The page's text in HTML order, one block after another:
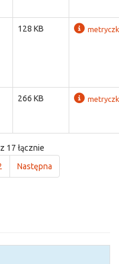
128 KB
266 KB
17 łącznie
Następna